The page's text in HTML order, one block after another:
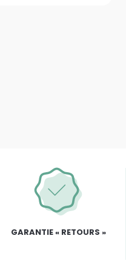
GARANTIE « RETOURS »